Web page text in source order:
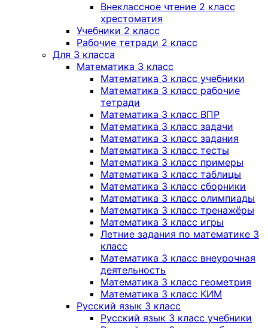
Внеклассное чтение 2 класс
хрестоматия
Учебники 2 класс
Рабочие тетради 2 класс
Для 3 класса
Математика 3 класс
Математика 3 класс учебники
Математика 3 класс рабочие
тетради
Математика 3 класс ВПР
Математика 3 класс задачи
Математика 3 класс задания
Математика 3 класс тесты
Математика 3 класс примеры
Математика 3 класс таблицы
Математика 3 класс сборники
Математика 3 класс олимпиады
Математика 3 класс тренажёры
Математика 3 класс игры
Летние задания по математике 3
класс
Математика 3 класс внеурочная
деятельность
Математика 3 класс геометрия
Математика 3 класс КИМ
Русский язык 3 класс
Русский язык 3 класс учебники